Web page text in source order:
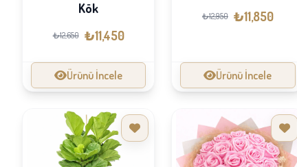
Kök
₺12,650 ₺11,450
Ürünü İncele
₺12,950 ₺11,850
Ürünü İncele